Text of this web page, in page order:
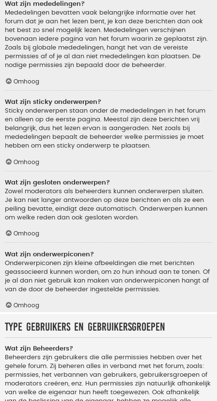
Wat zijn mededelingen?
Mededelingen bevatten vaak belangrijke informatie over het
forum dat je aan het lezen bent, je kan deze berichten dan ook
het best zo snel mogelijk lezen. Mededelingen verschijnen
bovenaan iedere pagina van het forum waarin ze geplaatst zijn.
Zoals bij globale mededelingen, hangt het van de vereiste
permissies af of je al dan niet mededelingen kan plaatsen. De
nodige permissies zijn bepaald door de beheerder.
Omhoog
Wat zijn sticky onderwerpen?
Sticky onderwerpen staan onder de mededelingen in het forum
en alleen op de eerste pagina. Meestal zijn deze berichten vrij
belangrijk, dus het lezen ervan is aangeraden. Net zoals bij
mededelingen bepaalt de beheerder welke permissies je moet
hebben om een sticky onderwerp te plaatsen.
Omhoog
Wat zijn gesloten onderwerpen?
Zowel moderators als beheerders kunnen onderwerpen sluiten.
Je kan niet langer antwoorden op deze berichten en als ze een
peiling bevatte, eindigt deze automatisch. Onderwerpen kunnen
om welke reden dan ook gesloten worden.
Omhoog
Wat zijn onderwerpiconen?
Onderwerpiconen zijn kleine afbeeldingen die met berichten
geassocieerd kunnen worden, om zo hun inhoud aan te tonen. Of
je al dan niet gebruik kan maken van onderwerpiconen hangt af
van de door de beheerder ingestelde permissies.
Omhoog
Type gebruikers en gebruikersgroepen
Wat zijn Beheerders?
Beheerders zijn gebruikers die alle permissies hebben over het
gehele forum. Zij beheren alles in verband met het forum, zoals:
permissies, het verbannen van gebruikers, gebruikersgroepen of
moderators creëren, enz. Hun permissies zijn natuurlijk afhankelijk
van welke de eigenaar hun heeft toegewezen. Ook afhankelijk